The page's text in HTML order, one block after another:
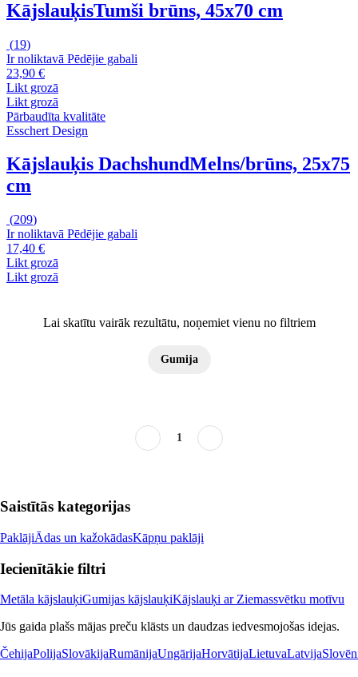
KājslauķisTumši brūns, 45x70 cm
(19)
Ir noliktavā Pēdējie gabali
23,90 €
Likt grozā
Likt grozā
Pārbaudīta kvalitāte
Esschert Design
Kājslauķis DachshundMelns/brūns, 25x75
cm
(209)
Ir noliktavā Pēdējie gabali
17,40 €
Likt grozā
Likt grozā
Lai skatītu vairāk rezultātu, noņemiet vienu no filtriem
Gumija
1
Saistītās kategorijas
PaklājiĀdas un kažokādasKāpņu paklāji
Iecienītākie filtri
Metāla kājslauķiGumijas kājslauķiKājslauķi ar Ziemassvētku motīvu
Jūs gaida plašs mājas preču klāsts un daudzas iedvesmojošas idejas.
ČehijaPolijaSlovākijaRumānijaUngārijaHorvātijaLietuvaLatvija